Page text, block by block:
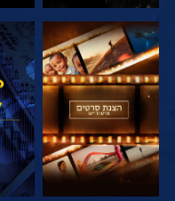
בדוק את הסדרה